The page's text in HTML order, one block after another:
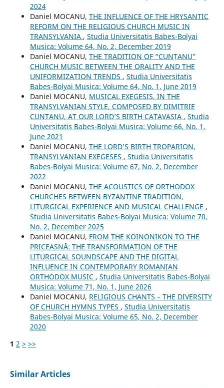
2024
Daniel MOCANU, THE INFLUENCE OF THE HRYSANTIC
REFORM ON THE RELIGIOUS CHURCH MUSIC IN
TRANSYLVANIA , Studia Universitatis Babes-Bolyai
Musica: Volume 64, No. 2, December 2019
Daniel MOCANU, THE TRADITION OF “CUNȚANU”
CHURCH MUSIC BETWEEN THE ORALITY AND THE
UNIFORMIZATION TRENDS , Studia Universitatis
Babes-Bolyai Musica: Volume 64, No. 1, June 2019
Daniel MOCANU, MUSICAL EXEGESIS, IN THE
TRANSYLVANIAN STYLE, COMPOSED BY DIMITRIE
CUNTANU, AT OUR LORD’S BIRTH CATAVASIA , Studia
Universitatis Babes-Bolyai Musica: Volume 66, No. 1,
June 2021
Daniel MOCANU, THE LORD’S BIRTH TROPARION,
TRANSYLVANIAN EXEGESES , Studia Universitatis
Babes-Bolyai Musica: Volume 67, No. 2, December
2022
Daniel MOCANU, THE ACOUSTICS OF ORTHODOX
CHURCHES BETWEEN BYZANTINE TRADITION,
LITURGICAL EXPERIENCE AND MUSICAL CHALLENGE ,
Studia Universitatis Babes-Bolyai Musica: Volume 70,
No. 2, December 2025
Daniel MOCANU, FROM THE KOINONIKON TO THE
PRICEASNĂ: THE TRANSFORMATION OF THE
LITURGICAL SOUNDSCAPE AND THE DIGITAL
INFLUENCE IN CONTEMPORARY ROMANIAN
ORTHODOX MUSIC , Studia Universitatis Babes-Bolyai
Musica: Volume 71, No. 1, June 2026
Daniel MOCANU, RELIGIOUS CHANTS – THE DIVERSITY
OF CHURCH HYMNS TYPES , Studia Universitatis
Babes-Bolyai Musica: Volume 65, No. 2, December
2020
1 2 > >>
Similar Articles